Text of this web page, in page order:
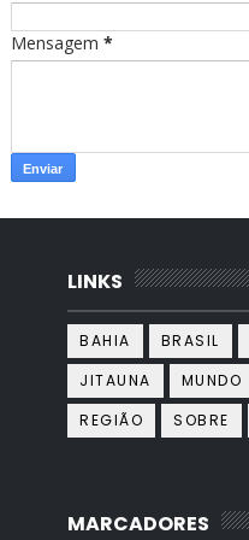
Mensagem *
LINKS
BAHIA BRASIL
JITAUNA
MUNDO
REGIÃO
SOBRE
MARCADORES